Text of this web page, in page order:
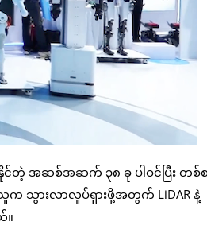
အဆစ်အဆက် ၃၈ ခု ပါဝင်ပြီး တစ်စ
ားလာလှုပ်ရှားဖို့အတွက် LiDAR နဲ့
။